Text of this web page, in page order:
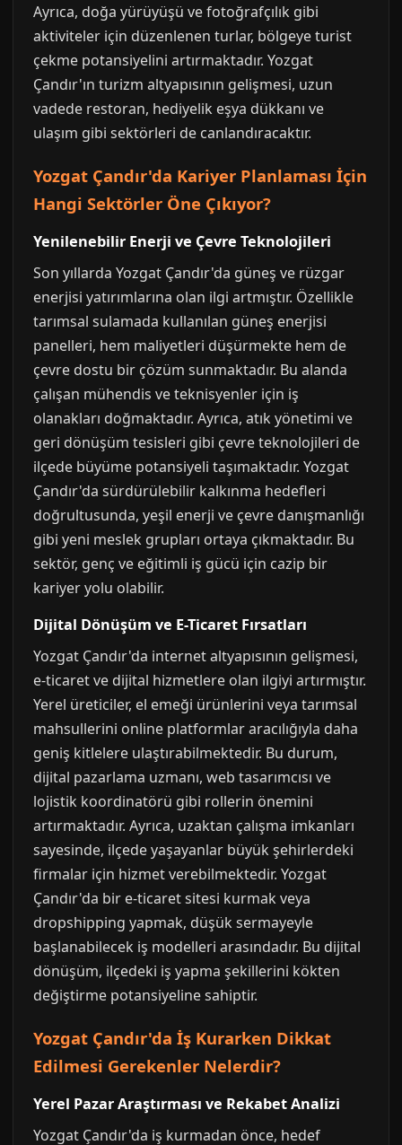
Ayrıca, doğa yürüyüşü ve fotoğrafçılık gibi
aktiviteler için düzenlenen turlar, bölgeye turist
çekme potansiyelini artırmaktadır. Yozgat
Çandır'ın turizm altyapısının gelişmesi, uzun
vadede restoran, hediyelik eşya dükkanı ve
ulaşım gibi sektörleri de canlandıracaktır.
Yozgat Çandır'da Kariyer Planlaması İçin
Hangi Sektörler Öne Çıkıyor?
Yenilenebilir Enerji ve Çevre Teknolojileri
Son yıllarda Yozgat Çandır'da güneş ve rüzgar
enerjisi yatırımlarına olan ilgi artmıştır. Özellikle
tarımsal sulamada kullanılan güneş enerjisi
panelleri, hem maliyetleri düşürmekte hem de
çevre dostu bir çözüm sunmaktadır. Bu alanda
çalışan mühendis ve teknisyenler için iş
olanakları doğmaktadır. Ayrıca, atık yönetimi ve
geri dönüşüm tesisleri gibi çevre teknolojileri de
ilçede büyüme potansiyeli taşımaktadır. Yozgat
Çandır'da sürdürülebilir kalkınma hedefleri
doğrultusunda, yeşil enerji ve çevre danışmanlığı
gibi yeni meslek grupları ortaya çıkmaktadır. Bu
sektör, genç ve eğitimli iş gücü için cazip bir
kariyer yolu olabilir.
Dijital Dönüşüm ve E-Ticaret Fırsatları
Yozgat Çandır'da internet altyapısının gelişmesi,
e-ticaret ve dijital hizmetlere olan ilgiyi artırmıştır.
Yerel üreticiler, el emeği ürünlerini veya tarımsal
mahsullerini online platformlar aracılığıyla daha
geniş kitlelere ulaştırabilmektedir. Bu durum,
dijital pazarlama uzmanı, web tasarımcısı ve
lojistik koordinatörü gibi rollerin önemini
artırmaktadır. Ayrıca, uzaktan çalışma imkanları
sayesinde, ilçede yaşayanlar büyük şehirlerdeki
firmalar için hizmet verebilmektedir. Yozgat
Çandır'da bir e-ticaret sitesi kurmak veya
dropshipping yapmak, düşük sermayeyle
başlanabilecek iş modelleri arasındadır. Bu dijital
dönüşüm, ilçedeki iş yapma şekillerini kökten
değiştirme potansiyeline sahiptir.
Yozgat Çandır'da İş Kurarken Dikkat
Edilmesi Gerekenler Nelerdir?
Yerel Pazar Araştırması ve Rekabet Analizi
Yozgat Çandır'da iş kurmadan önce, hedef